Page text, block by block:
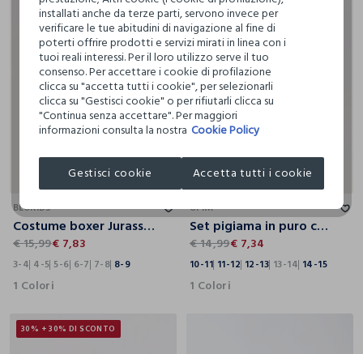
6-7 7-8 8-9
BLUKIDS
Costume boxer Jurassic World bambino
€ 15,99€ 7,83
3-4 4-5 5-6 6-7 7-8 8-9
1 Colori
10-11 11-12 12-13 13-14 14-15
UPIM
Set pigiama in puro cotone ragazzo
€ 14,99€ 7,34
10-11 11-12 12-13 13-14 14-15
1 Colori
30% + 30% DI SCONTO
installati anche da terze parti, servono invece per
verificare le tue abitudini di navigazione al fine di
poterti offrire prodotti e servizi mirati in linea con i
tuoi reali interessi. Per il loro utilizzo serve il tuo
consenso. Per accettare i cookie di profilazione
clicca su "accetta tutti i cookie", per selezionarli
clicca su "Gestisci cookie" o per rifiutarli clicca su
"Continua senza accettare". Per maggiori
informazioni consulta la nostra Cookie Policy
Gestisci cookie Accetta tutti i cookie